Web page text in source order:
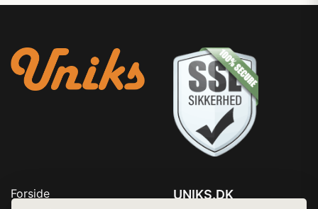
Forside
UNIKS.DK